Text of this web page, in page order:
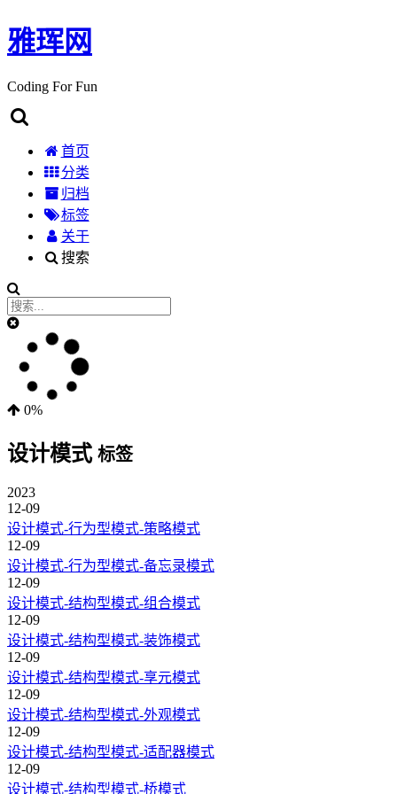
雅珲网
Coding For Fun
首页
分类
归档
标签
关于
搜索
0%
设计模式 标签
2023
12-09
设计模式-行为型模式-策略模式
12-09
设计模式-行为型模式-备忘录模式
12-09
设计模式-结构型模式-组合模式
12-09
设计模式-结构型模式-装饰模式
12-09
设计模式-结构型模式-享元模式
12-09
设计模式-结构型模式-外观模式
12-09
设计模式-结构型模式-适配器模式
12-09
设计模式-结构型模式-桥模式